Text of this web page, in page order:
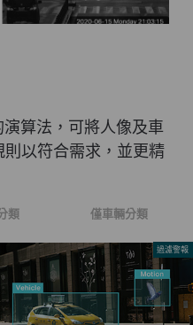
算法，可將人像及車
以符合需求，並更精
類 僅車輛分類
過濾警報